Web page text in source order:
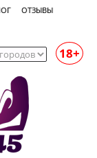
ОТЗЫВЫ
18+